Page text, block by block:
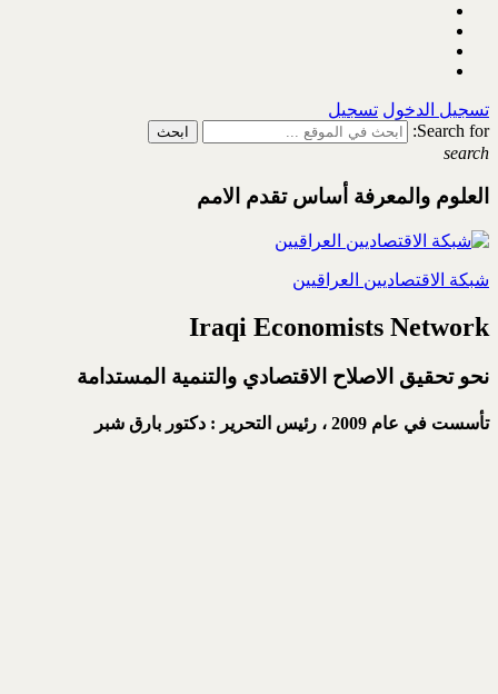
تسجيل الدخول تسجيل
Search for:
search
العلوم والمعرفة أساس تقدم الامم
شبكة الاقتصاديين العراقيين
Iraqi Economists Network
نحو تحقيق الاصلاح الاقتصادي والتنمية المستدامة
تأسست في عام 2009 ، رئيس التحرير : دكتور بارق شبر